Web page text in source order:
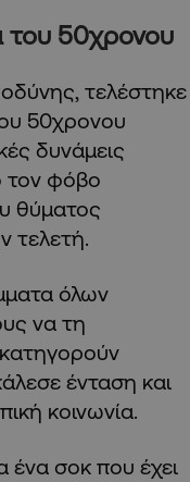
του 50χρονου
τελέστηκε
50χρονου
δυνάμεις
τον φόβο
θύματος
τελετή.
όλων
να τη
ένταση και
κοινωνία.
ένα σοκ που έχει